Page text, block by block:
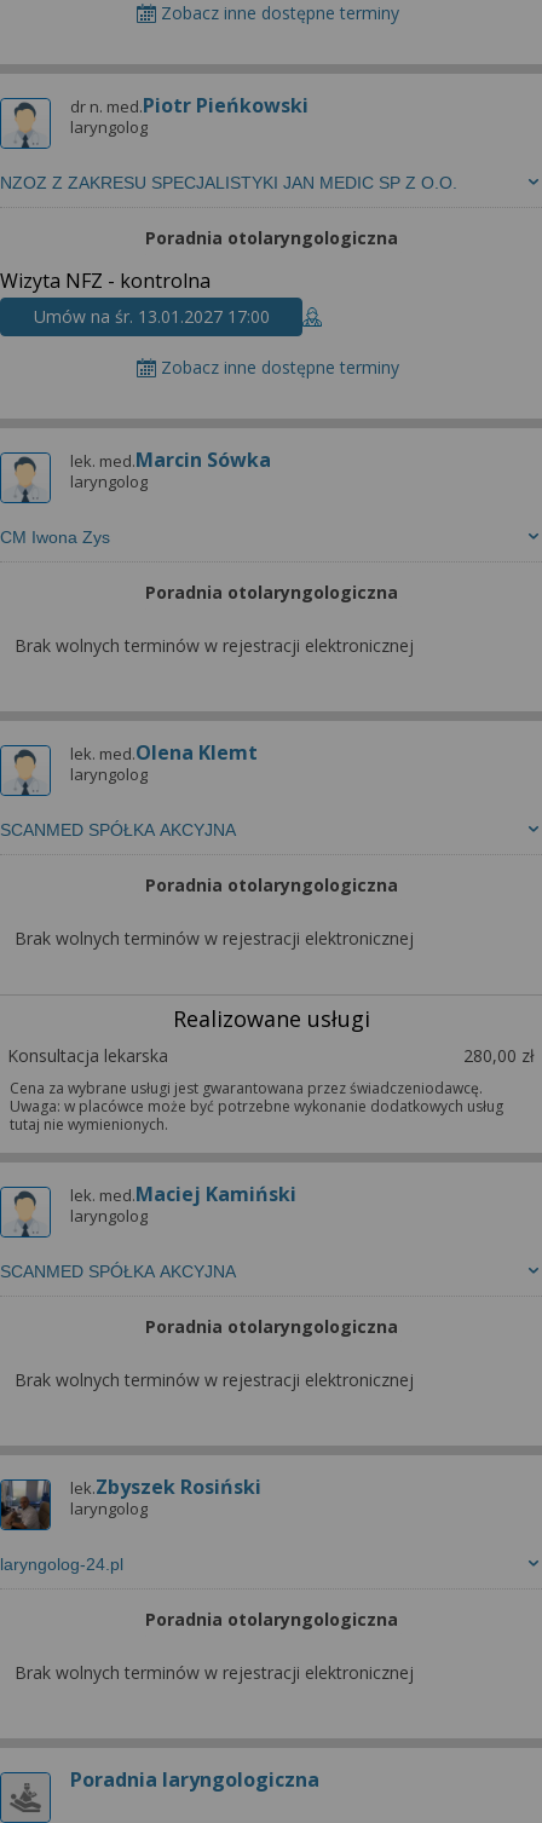
Zobacz inne dostępne terminy
dr n. med.Piotr Pieńkowski
laryngolog
NZOZ Z ZAKRESU SPECJALISTYKI JAN MEDIC SP Z O.O.
Poradnia otolaryngologiczna
Wizyta NFZ - kontrolna
Umów na śr. 13.01.2027 17:00
Zobacz inne dostępne terminy
lek. med.Marcin Sówka
laryngolog
CM Iwona Zys
Poradnia otolaryngologiczna
Brak wolnych terminów w rejestracji elektronicznej
lek. med.Olena Klemt
laryngolog
SCANMED SPÓŁKA AKCYJNA
Poradnia otolaryngologiczna
Brak wolnych terminów w rejestracji elektronicznej
Realizowane usługi
Konsultacja lekarska 280,00 zł
Cena za wybrane usługi jest gwarantowana przez świadczeniodawcę.
Uwaga: w placówce może być potrzebne wykonanie dodatkowych usług
tutaj nie wymienionych.
lek. med.Maciej Kamiński
laryngolog
SCANMED SPÓŁKA AKCYJNA
Poradnia otolaryngologiczna
Brak wolnych terminów w rejestracji elektronicznej
lek.Zbyszek Rosiński
laryngolog
laryngolog-24.pl
Poradnia otolaryngologiczna
Brak wolnych terminów w rejestracji elektronicznej
Poradnia laryngologiczna